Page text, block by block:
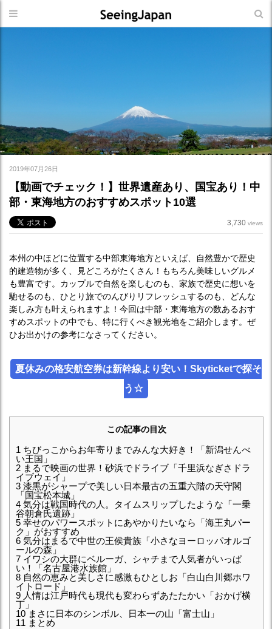
2019年07月26日
【動画でチェック！】世界遺産あり、国宝あり！中
部・東海地方のおすすめスポット10選
3,730 views
本州の中ほどに位置する中部東海地方といえば、自然豊かで歴史
的建造物が多く、見どころがたくさん！もちろん美味しいグルメ
も豊富です。カップルで自然を楽しむのも、家族で歴史に想いを
馳せるのも、ひとり旅でのんびりリフレッシュするのも、どんな
楽しみ方も叶えられますよ！今回は中部・東海地方の数あるおす
すめスポットの中でも、特に行くべき観光地をご紹介します。ぜ
ひお出かけの参考になさってください。
夏休みの格安航空券は新幹線より安い！Skyticketで探そ
う☆
この記事の目次
1 ちびっこからお年寄りまでみんな大好き！「新潟せんべ
い王国」
2 まるで映画の世界！砂浜でドライブ「千里浜なぎさドラ
イブウェイ」
3 漆黒がシャープで美しい日本最古の五重六階の天守閣
「国宝松本城」
4 気分は戦国時代の人。タイムスリップしたような「一乗
谷朝倉氏遺跡」
5 幸せのパワースポットにあやかりたいなら「海王丸パー
ク」がおすすめ
6 気分はまるで中世の王侯貴族「小さなヨーロッパオルゴ
ールの森」
7 イワシの大群にベルーガ、シャチまで人気者がいっぱ
い！「名古屋港水族館」
8 自然の恵みと美しさに感激もひとしお「白山白川郷ホワ
イトロード」
9 人情は江戸時代も現代も変わらずあたたかい「おかげ横
丁」
10 まさに日本のシンボル、日本一の山「富士山」
11 まとめ